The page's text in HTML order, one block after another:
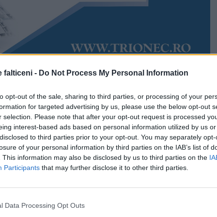
falticeni - Do Not Process My Personal Information
opt-out of the sale, sharing to third parties, or processing of your
for targeted advertising by us, please use the below opt-out
selection. Please note that after your opt-out request is processed
interest-based ads based on personal information utilized by us
to third parties prior to your opt-out. You may separately
of your personal information by third parties on the IAB’s list of
This information may also be disclosed by us to third parties on the
Participants that may further disclose it to other third parties.
Data Processing Opt Outs
Accesări:
este pe final. Numărul cazurilor de coronavirus
Fălticeni, care de trei săptămâni este în
La nivel local mai sunt 17 persoane infectate cu
după cum precizează DSP Suceava în buletinul
decembrie 2021.
și în numărul internărilor din unitatea medicală.